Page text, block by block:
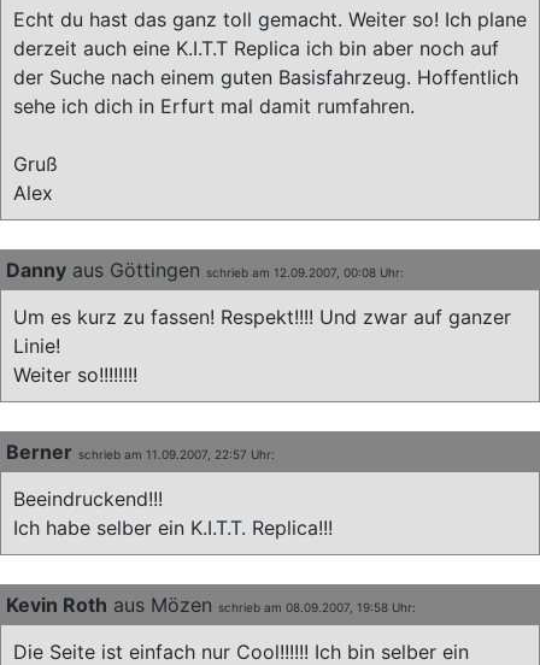
Echt du hast das ganz toll gemacht. Weiter so! Ich plane
derzeit auch eine K.I.T.T Replica ich bin aber noch auf
der Suche nach einem guten Basisfahrzeug. Hoffentlich
sehe ich dich in Erfurt mal damit rumfahren.
Gruß
Alex
Danny aus Göttingen schrieb am 12.09.2007, 00:08 Uhr:
Um es kurz zu fassen! Respekt!!!! Und zwar auf ganzer
Linie!
Weiter so!!!!!!!!
Berner schrieb am 11.09.2007, 22:57 Uhr:
Beeindruckend!!!
Ich habe selber ein K.I.T.T. Replica!!!
Kevin Roth aus Mözen schrieb am 08.09.2007, 19:58 Uhr:
Die Seite ist einfach nur Cool!!!!!! Ich bin selber ein